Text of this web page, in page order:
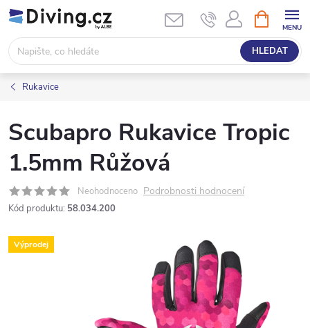
Přejít
na
obsah
HLEDAT
NÁKUPNÍ
KOŠÍK
Rukavice
Scubapro Rukavice Tropic
1.5mm Růžová
Neohodnoceno Podrobnosti hodnocení
Kód produktu: 58.034.200
Výprodej